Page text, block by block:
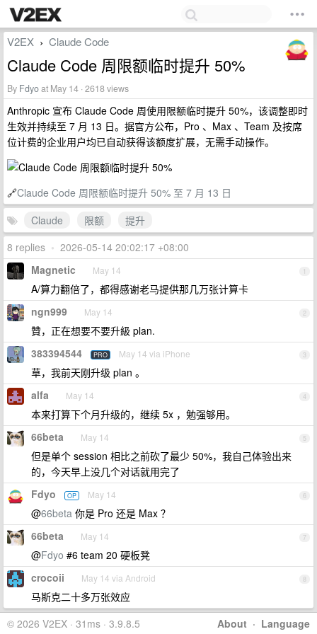
V2EX › Claude Code
Claude Code 周限额临时提升 50%
By Fdyoat May 14 · 2618 views
Anthropic 宣布 Claude Code 周使用限额临时提升 50%，该调整即时
生效并持续至 7 月 13 日。据官方公布，Pro 、Max 、Team 及按席
位计费的企业用户均已自动获得该额度扩展，无需手动操作。
🔗Claude Code 周限额临时提升 50% 至 7 月 13 日
Claude
限额
提升
8 replies • 2026-05-14 20:02:17 +08:00
1
Magnetic May 14
A/算力翻倍了，都得感谢老马提供那几万张计算卡
2
ngn999 May 14
贊，正在想要不要升級 plan.
3
383394544 PRO May 14 via iPhone
草，我前天刚升级 plan 。
4
alfa May 14
本来打算下个月升级的，继续 5x ，勉强够用。
5
66beta May 14
但是单个 session 相比之前砍了最少 50%，我自己体验出来
的，今天早上没几个对话就用完了
6
Fdyo OP May 14
@66beta 你是 Pro 还是 Max ？
7
66beta May 14
@Fdyo #6 team 20 硬板凳
8
crocoii May 14 via Android
马斯克二十多万张效应
About · Language
© 2026 V2EX · 31ms · 3.9.8.5